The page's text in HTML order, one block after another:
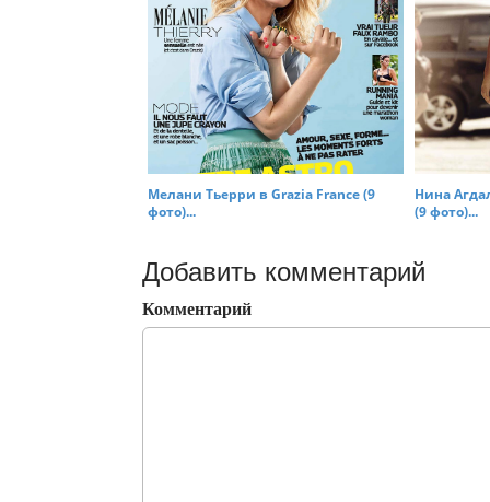
Мелани Тьерри в Grazia France (9
фото)...
Нина
(9 фото)...
Добавить комментарий
Комментарий